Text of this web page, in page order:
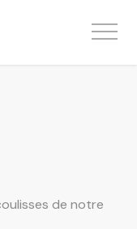
de notre